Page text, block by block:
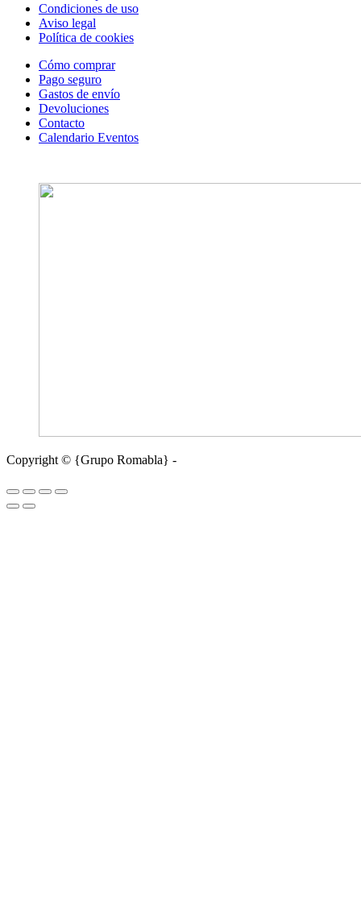
Condiciones de uso
Aviso legal
Política de cookies
Cómo comprar
Pago seguro
Gastos de envío
Devoluciones
Contacto
Calendario Eventos
Copyright © {Grupo Romabla} -